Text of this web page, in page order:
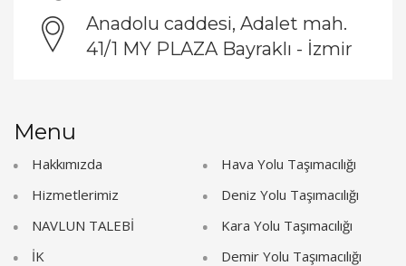
Anadolu caddesi, Adalet mah.
41/1 MY PLAZA Bayraklı - İzmir
Menu
Hakkımızda
Hizmetlerimiz
NAVLUN TALEBİ
İK
Hava Yolu Taşımacılığı
Deniz Yolu Taşımacılığı
Kara Yolu Taşımacılığı
Demir Yolu Taşımacılığı